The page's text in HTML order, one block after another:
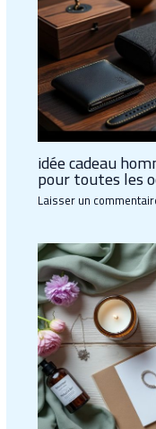
idée cadeau
pour toutes les
Laisser un